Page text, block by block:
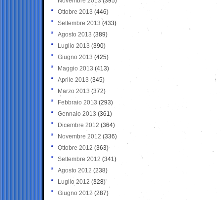
Ottobre 2013 (446)
Settembre 2013 (433)
Agosto 2013 (389)
Luglio 2013 (390)
Giugno 2013 (425)
Maggio 2013 (413)
Aprile 2013 (345)
Marzo 2013 (372)
Febbraio 2013 (293)
Gennaio 2013 (361)
Dicembre 2012 (364)
Novembre 2012 (336)
Ottobre 2012 (363)
Settembre 2012 (341)
Agosto 2012 (238)
Luglio 2012 (328)
Giugno 2012 (287)